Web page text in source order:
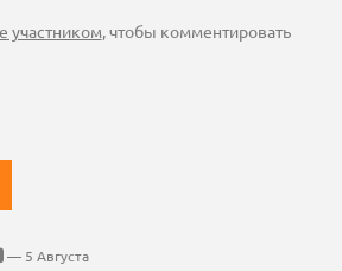
участником, чтобы комментировать
— 5 Августа